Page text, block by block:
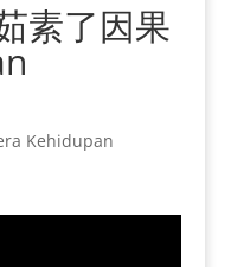
素了因果
Kehidupan